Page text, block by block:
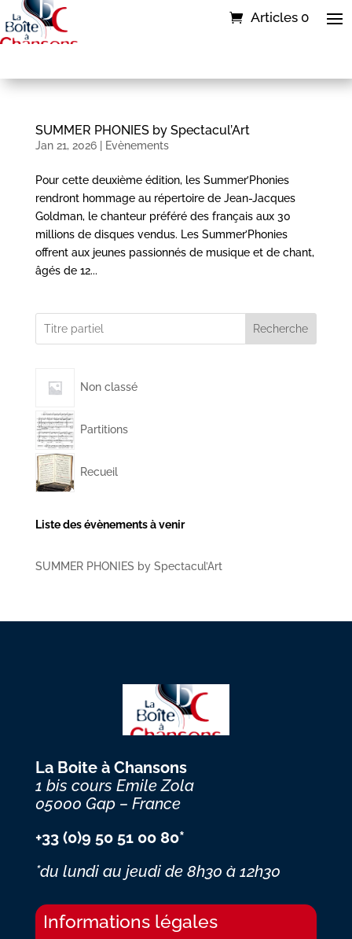
Articles 0
SUMMER PHONIES by Spectacul’Art
Jan 21, 2026| Evènements
Pour cette deuxième édition, les Summer’Phonies
rendront hommage au répertoire de Jean-Jacques
Goldman, le chanteur préféré des français aux 30
millions de disques vendus. Les Summer’Phonies
offrent aux jeunes passionnés de musique et de chant,
âgés de 12...
Recherche
Non classé
Partitions
Recueil
Liste des évènements à venir
SUMMER PHONIES by Spectacul’Art
La Boite à Chansons
1 bis cours Emile Zola
05000 Gap – France
+33 (0)9 50 51 00 80*
*du lundi au jeudi de 8h30 à 12h30
Informations légales